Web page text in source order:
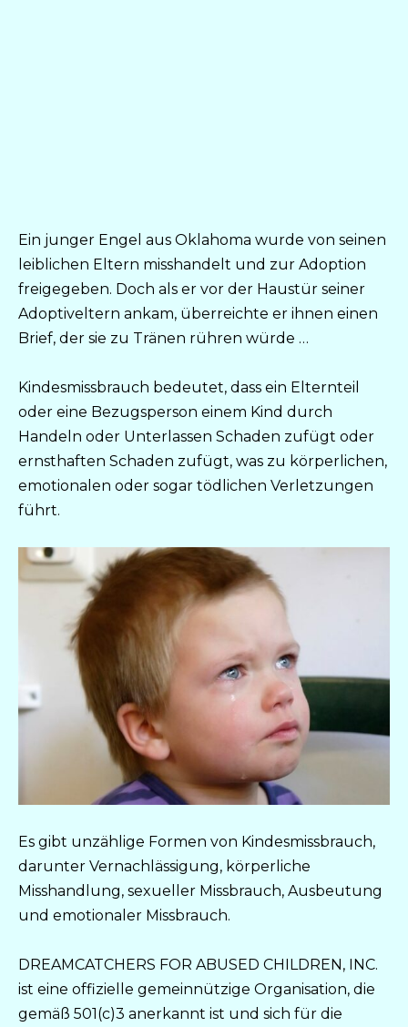
Ein junger Engel aus Oklahoma wurde von seinen
leiblichen Eltern misshandelt und zur Adoption
freigegeben. Doch als er vor der Haustür seiner
Adoptiveltern ankam, überreichte er ihnen einen
Brief, der sie zu Tränen rühren würde …
Kindesmissbrauch bedeutet, dass ein Elternteil
oder eine Bezugsperson einem Kind durch
Handeln oder Unterlassen Schaden zufügt oder
ernsthaften Schaden zufügt, was zu körperlichen,
emotionalen oder sogar tödlichen Verletzungen
führt.
Es gibt unzählige Formen von Kindesmissbrauch,
darunter Vernachlässigung, körperliche
Misshandlung, sexueller Missbrauch, Ausbeutung
und emotionaler Missbrauch.
DREAMCATCHERS FOR ABUSED CHILDREN, INC.
ist eine offizielle gemeinnützige Organisation, die
gemäß 501(c)3 anerkannt ist und sich für die